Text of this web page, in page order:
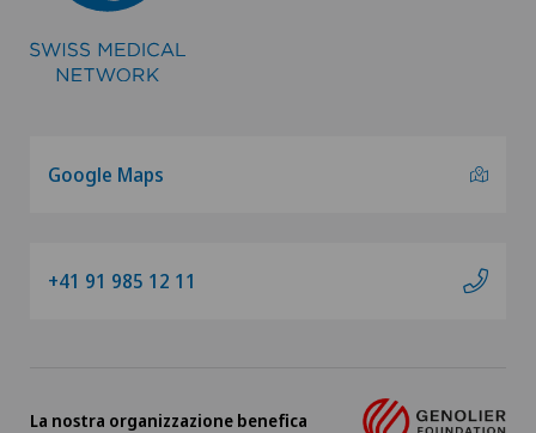
Google Maps
+41 91 985 12 11
La nostra organizzazione benefica